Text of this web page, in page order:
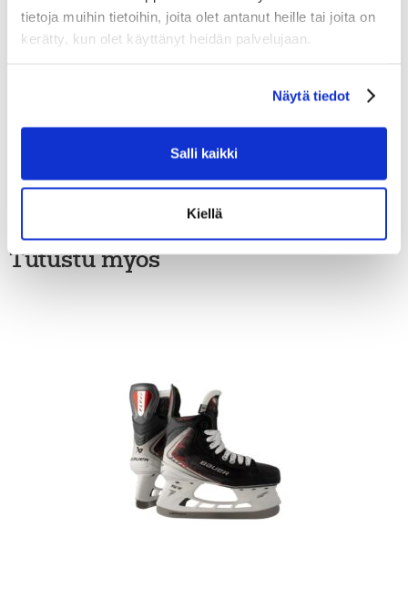
tietoja muihin tietoihin, joita olet antanut heille tai joita on
kerätty, kun olet käyttänyt heidän palvelujaan.
Näytä tiedot
Salli kaikki
Kiellä
FUSE X -kärkikuppi– Lisätyt X-muotoiset siivekkeet ulottuvat
suoraan luistimeen parantaen kiertojäykkyyttä ja energian
siirtoa.
POWERFLY-teräkotelo– Tässä teräkotelossa on
pikavapautusmekanismi ja sen jäykkä etuosa lisää
energiansiirtoa jokaisella potkulla sekä joustava takaosa
FLY-TI-terämetalli– Laadukkaat materiaalit ja titaanipinnoite
parantavat pitoa ja teränkäyttöä.
Tutustu myös